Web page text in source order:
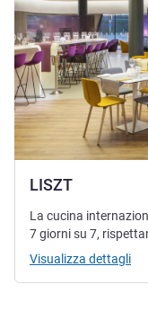
LISZT
La cucina
7 giorni su 7,
Visualizza dettagli